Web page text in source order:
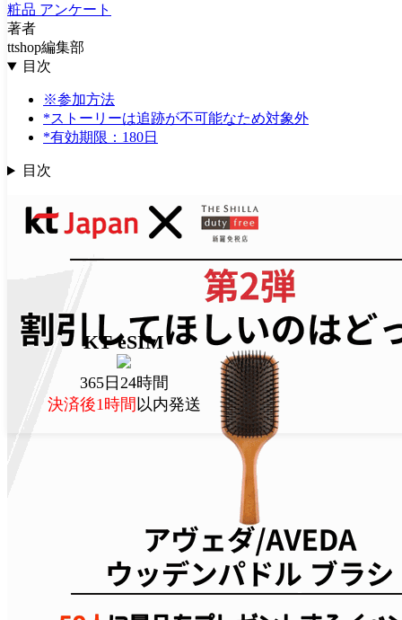
KT eSIM
365日24時間
決済後1時間以内発送
粧品 アンケート
著者
ttshop編集部
目次
※参加方法
*ストーリーは追跡が不可能なため対象外
*有効期限：180日
目次